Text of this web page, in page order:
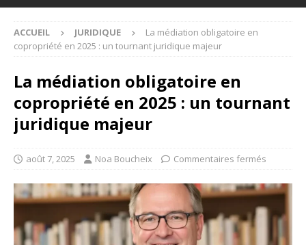
ACCUEIL JURIDIQUE
La médiation obligatoire en
copropriété en 2025 : un tournant juridique majeur
La médiation obligatoire en
copropriété en 2025 : un tournant
juridique majeur
août 7, 2025 Noa Boucheix Commentaires fermés